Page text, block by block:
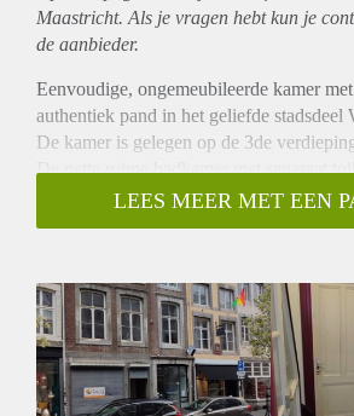
Maastricht. Als je vragen hebt kun je
de aanbieder.
Eenvoudige, ongemeubileerde kamer
authentiek pand in het geliefde stadsdeel
De kamer is gelegen op de 3de
De nette ruime badkamer met separaat
delen met 2 medebewoner en is v.v. een
Bijzonderheden:
bewoners.
Huurgegevens:
- De huurprijs incl. GWE bedraagt € 565,-
- Waarborgsom bedraagt € 565-
- UITSLUITEND beschikbaar per 1
LEES MEER MET EEN